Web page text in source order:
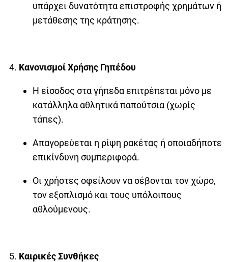
υπάρχει δυνατότητα επιστροφής χρημάτων ή
μετάθεσης της κράτησης.
Κανονισμοί Χρήσης Γηπέδου
Η είσοδος στα γήπεδα επιτρέπεται μόνο με
κατάλληλα αθλητικά παπούτσια (χωρίς
τάπες).
Απαγορεύεται η ρίψη ρακέτας ή οποιαδήποτε
επικίνδυνη συμπεριφορά.
Οι χρήστες οφείλουν να σέβονται τον χώρο,
τον εξοπλισμό και τους υπόλοιπους
αθλούμενους.
Καιρικές Συνθήκες